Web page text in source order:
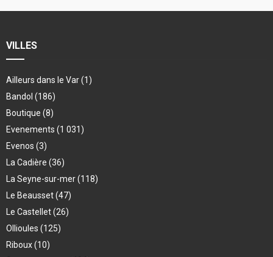
VILLES
Ailleurs dans le Var(1)
Bandol (186)
Boutique (8)
Evenements (1 031)
Evenos (3)
La Cadière (36)
La Seyne-sur-mer(118)
Le Beausset(47)
Le Castellet(26)
Ollioules (125)
Riboux(10)